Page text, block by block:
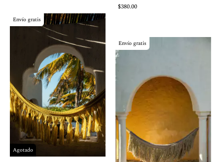
$380.00
Agotado
Envío gratis
Envío gratis